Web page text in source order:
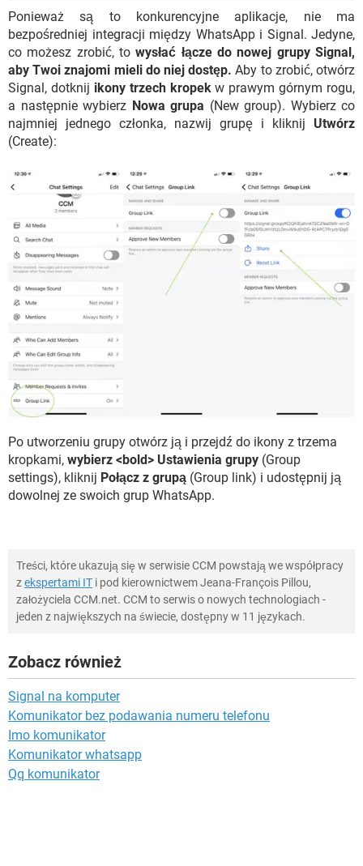
Ponieważ są to konkurencyjne aplikacje, nie ma
bezpośredniej integracji między WhatsApp i Signal. Jedyne,
co możesz zrobić, towysłać łącze do nowej grupy Signal,
aby Twoi znajomi mieli do niej dostęp. Aby to zrobić, otwórz
Signal, dotknij ikony trzech kropekw prawym górnym rogu,
a następnie wybierz Nowa grupa (New group). Wybierz co
najmniej jednego członka, nazwij grupę i kliknij Utwórz
(Create):
Po utworzeniu grupy otwórz ją i przejdź do ikony z trzema
kropkami, wybierz <bold> Ustawienia grupy (Group
settings), kliknij Połącz z grupą (Group link) i udostępnij ją
dowolnej ze swoich grup WhatsApp.
Treści, które ukazują się w serwisie CCM powstają we współpracy
zekspertami IT i pod kierownictwem Jeana-François Pillou,
założyciela CCM.net. CCM to serwis o nowych technologiach -
jeden z największych na świecie, dostępny w 11 językach.
Zobacz również
Signal na komputer
Komunikator bez podawania numeru telefonu
Imo komunikator
Komunikator whatsapp
Qq komunikator